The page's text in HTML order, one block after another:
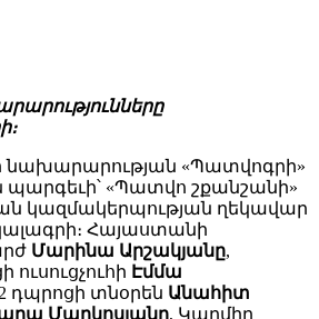
նախարարության «Պատվոգրի»
«Պատվո շքանշանի»
կազմակերպության ղեկավար
Հայաստանի
Մարինա Արշակյանը,
ուսուցչուհի Էմմա
դպրոցի տնօրեն Անահիտ
Մարկոսյանը, Կարմիր